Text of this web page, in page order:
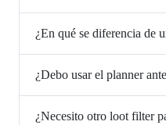
¿En qué se diferencia de
¿Debo usar el planner
¿Necesito otro loot filter